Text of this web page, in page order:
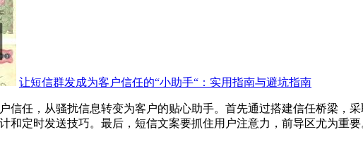
让短信群发成为客户信任的“小助手“：实用指南与避坑指南
信任，从骚扰信息转变为客户的贴心助手。首先通过搭建信任桥梁，
和定时发送技巧。最后，短信文案要抓住用户注意力，前导区尤为重要